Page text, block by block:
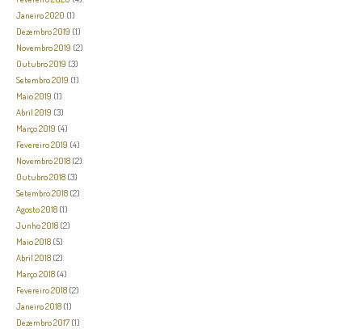
Janeiro 2020 (1)
Dezembro 2019 (1)
Novembro 2019 (2)
Outubro 2019 (3)
Setembro 2019 (1)
Maio 2019 (1)
Abril 2019 (3)
Março 2019 (4)
Fevereiro 2019 (4)
Novembro 2018 (2)
Outubro 2018 (3)
Setembro 2018 (2)
Agosto 2018 (1)
Junho 2018 (2)
Maio 2018 (5)
Abril 2018 (2)
Março 2018 (4)
Fevereiro 2018 (2)
Janeiro 2018 (1)
Dezembro 2017 (1)